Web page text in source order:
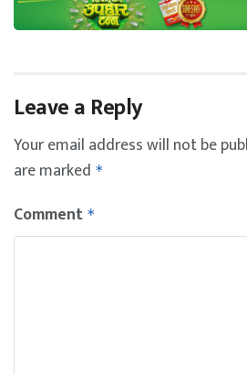
Leave a Reply
Your email address will not be
are marked *
Comment *